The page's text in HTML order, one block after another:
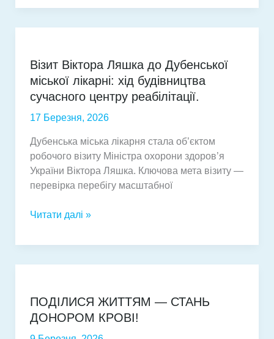
звільненими
матеріали
та
довідник
підтримки
Візит Віктора Ляшка до Дубенської
міської лікарні: хід будівництва
сучасного центру реабілітації.
17 Березня, 2026
Дубенська міська лікарня стала об’єктом
робочого візиту Міністра охорони здоров’я
України Віктора Ляшка. Ключова мета візиту —
перевірка перебігу масштабної
Візит
Ляшка
лікарні:
хід
Читати далі »
ПОДІЛИСЯ ЖИТТЯМ — СТАНЬ
ДОНОРОМ КРОВІ!